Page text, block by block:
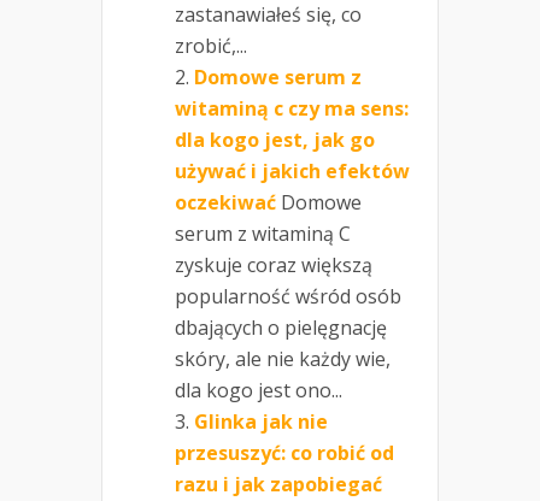
zastanawiałeś się, co
zrobić,...
Domowe serum z
witaminą c czy ma sens:
dla kogo jest, jak go
używać i jakich efektów
oczekiwać Domowe
serum z witaminą C
zyskuje coraz większą
popularność wśród osób
dbających o pielęgnację
skóry, ale nie każdy wie,
dla kogo jest ono...
Glinka jak nie
przesuszyć: co robić od
razu i jak zapobiegać